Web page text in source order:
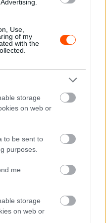
Use,
of my
with the
storage
on web or
to be sent to
purposes.
me
storage
on web or
Coria (FRA) Hyundai
(FIN) Toyota GR
Landais (FRA) Toyota GR
(SCO) Toyota GR Yaris
(LUX – BEL) Ford
(IRL) Ford Puma